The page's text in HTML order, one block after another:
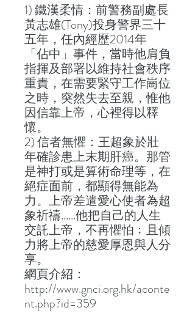
1) 鐵漢柔情：前警務副處長
黃志雄(Tony)投身警界三十
五年，任內經歷2014年
「佔中」事件，當時他肩負
指揮及部署以維持社會秩序
重責，在需要緊守工作崗位
之時，突然失去至親，惟他
因信靠上帝，心裡得以釋
懷。
2) 信者無懼：王超象於壯
年確診患上末期肝癌。那管
是神打或是算術命理等，在
絕症面前，都顯得無能為
力。上帝差遣愛心使者為超
象祈禱......他把自己的人生
交託上帝，不再懼怕﹔且傾
力將上帝的慈愛厚恩與人分
享。
網頁介紹：
http://www.gnci.org.hk/aconte
nt.php?id=359